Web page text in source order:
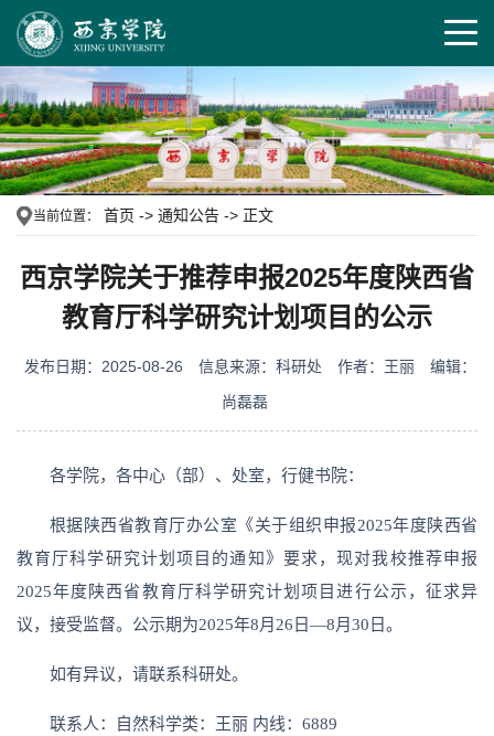
当前位置： 首页 -> 通知公告 -> 正文
西京学院关于推荐申报2025年度陕西省
教育厅科学研究计划项目的公示
发布日期：2025-08-26 信息来源：科研处 作者：王丽
编辑：
尚磊磊
各学院，各中心（部）、处室，行健书院：
根据陕西省教育厅办公室《关于组织申报2025年度陕西省
教育厅科学研究计划项目的通知》要求，现对我校推荐申报
2025年度陕西省教育厅科学研究计划项目进行公示，征求异
议，接受监督。公示期为2025年8月26日—8月30日。
如有异议，请联系科研处。
联系人：自然科学类：王丽 内线：6889